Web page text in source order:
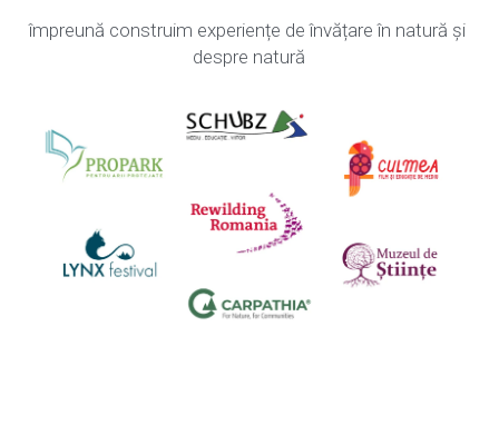
împreună construim experiențe de învățare în natură și
despre natură